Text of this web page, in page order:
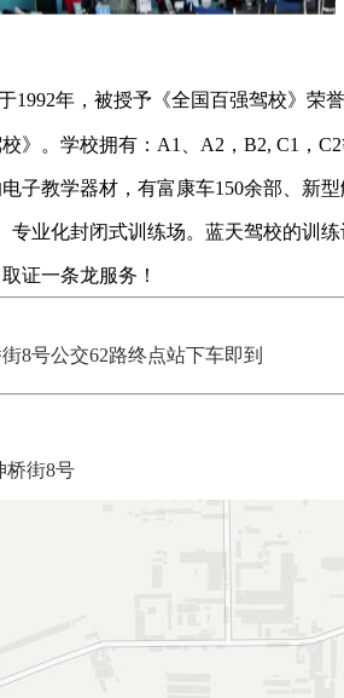
1992年，被授予《全国百强驾校》荣
》。学校拥有：A1、A2，B2, C1，
子教学器材，有富康车150余部、新
专业化封闭式训练场。蓝天驾校的训
证一条龙服务！
8号公交62路终点站下车即到
街8号